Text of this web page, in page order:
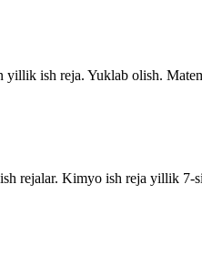
ish reja. Yuklab olish.
rejalar. Kimyo ish reja yillik